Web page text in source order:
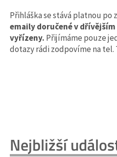
Přihláška se stává platnou po
emaily doručené v
vyřízeny. Přijímáme pouze
dotazy rádi zodpovíme na tel.
Nejbližší